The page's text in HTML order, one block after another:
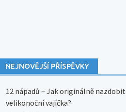
NEJNOVĚJŠÍ PŘÍSPĚVKY
12 nápadů – Jak originálně nazdobit
velikonoční vajíčka?